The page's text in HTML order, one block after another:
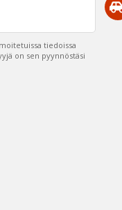
tiedoissa
on sen pyynnöstäsi